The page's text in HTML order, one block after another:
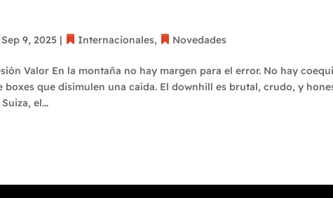
Sep 9, 2025 | Internacionales, Novedades
Valor En la montaña no hay margen para el error. No hay
boxes que disimulen una caída. El downhill es brutal, crudo, y
el...